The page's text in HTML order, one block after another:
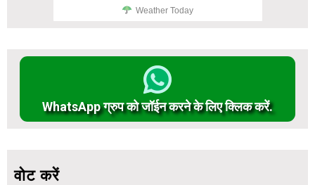
Weather Today
WhatsApp ग्रुप को जॉईन करने के लिए क्लिक करें.
वोट करें